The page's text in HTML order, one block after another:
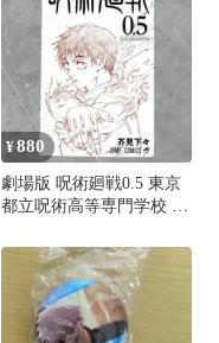
¥880
劇場版 呪術廻戦0.5 東京
都立呪術高等専門学校 非